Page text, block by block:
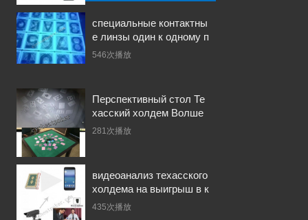
специальные контактны
е линзы один к одному п
люс покер с невидимым
546次播放
Перспективный стол Те
хасский холдем Волше
бный стол сенсорная до
281次播放
видеоанализ техасского
холдема на выигрыш в к
арточной игре в покер
435次播放